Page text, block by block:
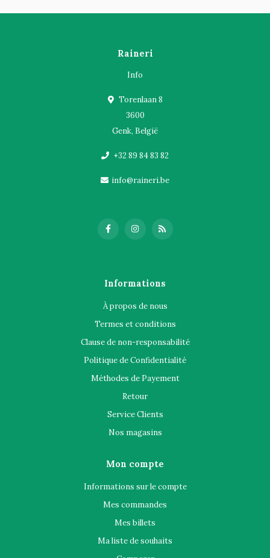
Raineri
Info
Torenlaan 8
3600
Genk, België
+32 89 84 83 82
info@raineri.be
Informations
À propos de nous
Termes et conditions
Clause de non-responsabilité
Politique de Confidentialité
Méthodes de Payement
Retour
Service Clients
Nos magasins
Mon compte
Informations sur le compte
Mes commandes
Mes billets
Ma liste de souhaits